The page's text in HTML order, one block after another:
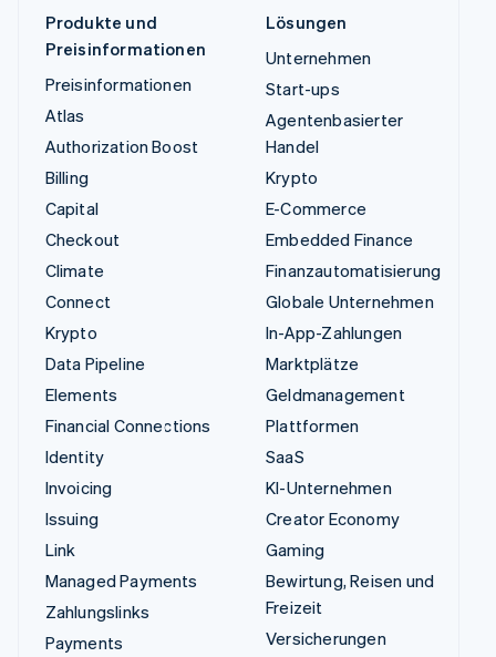
Produkte und
Preisinformationen
Preisinformationen
Atlas
Authorization Boost
Billing
Capital
Checkout
Climate
Connect
Krypto
Data Pipeline
Elements
Financial Connections
Identity
Invoicing
Issuing
Link
Managed Payments
Zahlungslinks
Payments
Lösungen
Unternehmen
Start-ups
Agentenbasierter
Handel
Krypto
E-Commerce
Embedded Finance
Finanzautomatisierung
Globale Unternehmen
In-App-Zahlungen
Marktplätze
Geldmanagement
Plattformen
SaaS
KI-Unternehmen
Creator Economy
Gaming
Bewirtung, Reisen und
Freizeit
Versicherungen